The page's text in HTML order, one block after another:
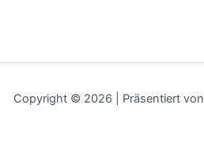
Copyright © 2026 | Präsentiert von